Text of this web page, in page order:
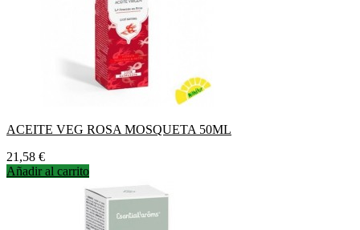
ACEITE VEG ROSA MOSQUETA 50ML
Precio
21,58 €
Añadir al carrito